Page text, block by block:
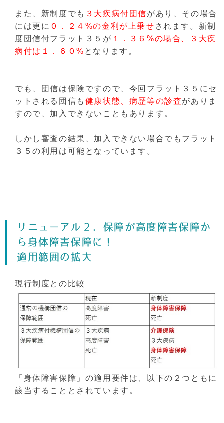
また、新制度でも ３大疾病付団信があり、その場合
には更に ０．２４%の金利が上乗せ されます。新制
度団信付フラット３５が １．３６%の場合、３大疾
病付は１．６０% となります。
でも、団信は保険ですので、今回フラット３５にセ
ットされる団信も 健康状態、病歴等の診査がありま
すので、加入できないこともあります。
しかし審査の結果、加入できない場合でもフラット
３５の利用は可能となっています。
リニューアル２．保障が高度障害保障か
ら身体障害保障に！
適用範囲の拡大
現行制度との比較
「身体障害保障」の適用要件は、以下の２つともに
該当することとされています。